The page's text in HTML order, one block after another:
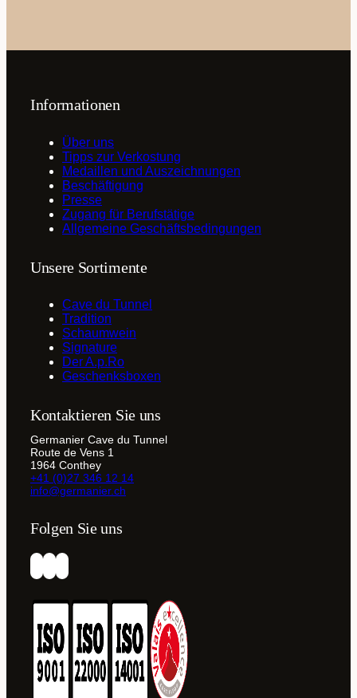
Informationen
Über uns
Tipps zur Verkostung
Medaillen und Auszeichnungen
Beschäftigung
Presse
Zugang für Berufstätige
Allgemeine Geschäftsbedingungen
Unsere Sortimente
Cave du Tunnel
Tradition
Schaumwein
Signature
Der A.p.Ro
Geschenksboxen
Kontaktieren Sie uns
Germanier Cave du Tunnel
Route de Vens 1
1964 Conthey
+41 (0)27 346 12 14
info@germanier.ch
Folgen Sie uns